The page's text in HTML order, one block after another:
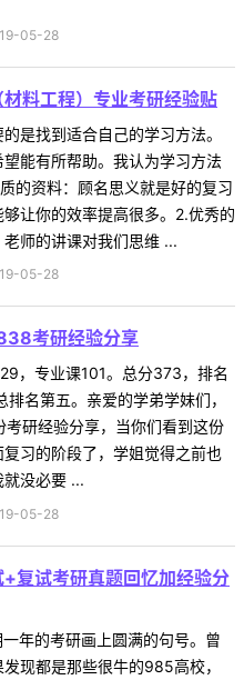
05-28
料工程）专业考研经验贴
是找到适合自己的学习方法。
能有所帮助。我认为学习方法
的资料：顾名思义就是好的复习
让你的效率提高很多。2.优秀的
师的讲课对我们思维 ...
05-28
考研经验分享
，专业课101。总分373，排名
名第五。亲爱的学弟学妹们，
研经验分享，当你们看到这份
习的阶段了，学姐觉得之前也
没必要 ...
05-28
复试考研真题回忆加经验分
年的考研画上圆满的句号。曾
现都是那些很牛的985高校，